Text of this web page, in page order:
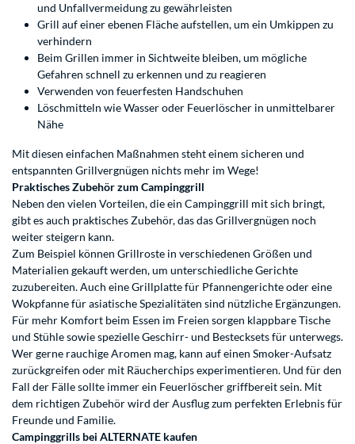
und Unfallvermeidung zu gewährleisten
Grill auf einer ebenen Fläche aufstellen, um ein Umkippen zu
verhindern
Beim Grillen immer in Sichtweite bleiben, um mögliche
Gefahren schnell zu erkennen und zu reagieren
Verwenden von feuerfesten Handschuhen
Löschmitteln wie Wasser oder Feuerlöscher in unmittelbarer
Nähe
Mit diesen einfachen Maßnahmen steht einem sicheren und
entspannten Grillvergnügen nichts mehr im Wege!
Praktisches Zubehör zum Campinggrill
Neben den vielen Vorteilen, die ein Campinggrill mit sich bringt,
gibt es auch praktisches Zubehör, das das Grillvergnügen noch
weiter steigern kann.
Zum Beispiel können Grillroste in verschiedenen Größen und
Materialien gekauft werden, um unterschiedliche Gerichte
zuzubereiten. Auch eine Grillplatte für Pfannengerichte oder eine
Wokpfanne für asiatische Spezialitäten sind nützliche Ergänzungen.
Für mehr Komfort beim Essen im Freien sorgen klappbare Tische
und Stühle sowie spezielle Geschirr- und Bestecksets für unterwegs.
Wer gerne rauchige Aromen mag, kann auf einen Smoker-Aufsatz
zurückgreifen oder mit Räucherchips experimentieren. Und für den
Fall der Fälle sollte immer ein Feuerlöscher griffbereit sein. Mit
dem richtigen Zubehör wird der Ausflug zum perfekten Erlebnis für
Freunde und Familie.
Campinggrills bei ALTERNATE kaufen